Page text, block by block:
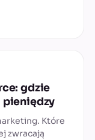
gdzie
pieniędzy
Które
zwracają